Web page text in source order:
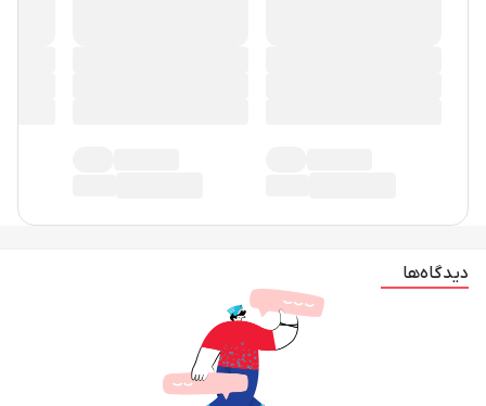
دیدگاه‌ها